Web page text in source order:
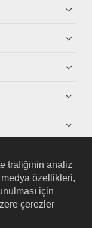
trafiğinin analiz
özellikleri,
için
çerezler